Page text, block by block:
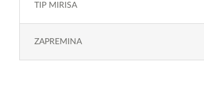
TIP MIRISA
ZAPREMINA